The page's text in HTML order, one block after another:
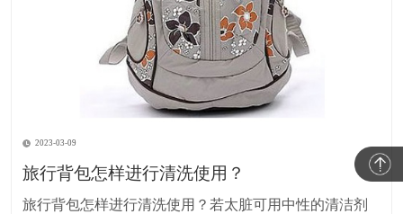
2023-03-09
旅行背包怎样进行清洗使用？
旅行背包怎样进行清洗使用？若太脏可用中性的清洁剂